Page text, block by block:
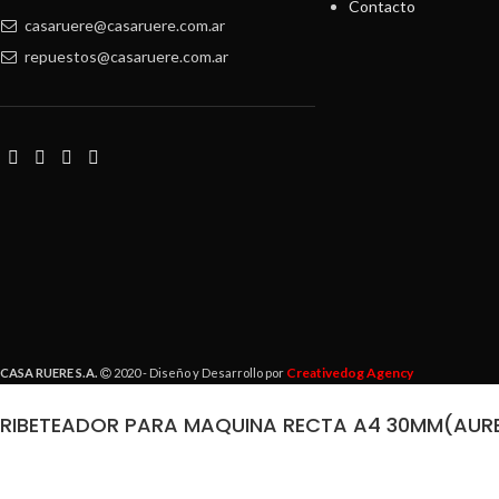
casaruere@casaruere.com.ar
repuestos@casaruere.com.ar
Contacto
CASA RUERE S.A. 2020 - Diseño y Desarrollo por Creativedog Agency
RIBETEADOR PARA MAQUINA RECTA A4